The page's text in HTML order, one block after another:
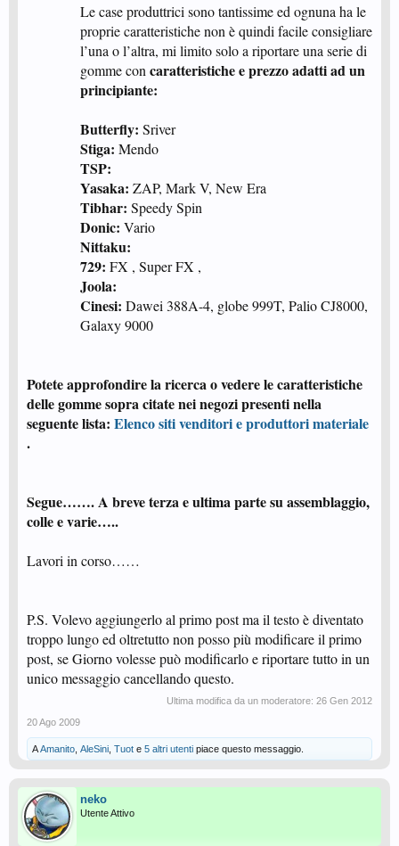
Le case produttrici sono tantissime ed ognuna ha le
proprie caratteristiche non è quindi facile consigliare
l’una o l’altra, mi limito solo a riportare una serie di
gomme con caratteristiche e prezzo adatti ad un
principiante:
Butterfly: Sriver
Stiga: Mendo
TSP:
Yasaka: ZAP, Mark V, New Era
Tibhar: Speedy Spin
Donic: Vario
Nittaku:
729: FX , Super FX ,
Joola:
Cinesi: Dawei 388A-4, globe 999T, Palio CJ8000,
Galaxy 9000 ​
Potete approfondire la ricerca o vedere le caratteristiche
delle gomme sopra citate nei negozi presenti nella
seguente lista: Elenco siti venditori e produttori materiale
.
Segue……. A breve terza e ultima parte su assemblaggio,
colle e varie…..
Lavori in corso……
P.S. Volevo aggiungerlo al primo post ma il testo è diventato
troppo lungo ed oltretutto non posso più modificare il primo
post, se Giorno volesse può modificarlo e riportare tutto in un
unico messaggio cancellando questo.
Ultima modifica da un moderatore: 26 Gen 2012
20 Ago 2009
AAmanito AleSini Tuot e 5 altri utenti piace questo messaggio.
neko
Utente Attivo